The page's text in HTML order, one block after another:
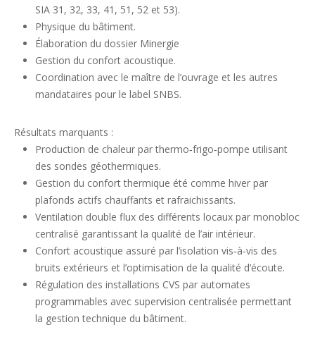
SIA 31, 32, 33, 41, 51, 52 et 53).
Physique du bâtiment.
Élaboration du dossier Minergie
Gestion du confort acoustique.
Coordination avec le maître de l’ouvrage et les autres
mandataires pour le label SNBS.
Résultats marquants :
Production de chaleur par thermo‐frigo‐pompe utilisant
des sondes géothermiques.
Gestion du confort thermique été comme hiver par
plafonds actifs chauffants et rafraichissants.
Ventilation double flux des différents locaux par monobloc
centralisé garantissant la qualité de l’air intérieur.
Confort acoustique assuré par l’isolation vis‐à‐vis des
bruits extérieurs et l’optimisation de la qualité d’écoute.
Régulation des installations CVS par automates
programmables avec supervision centralisée permettant
la gestion technique du bâtiment.